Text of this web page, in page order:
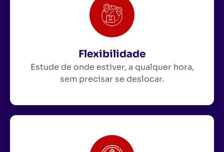
Flexibilidade
Estude de onde estiver, a qualquer hora,
sem precisar se deslocar.